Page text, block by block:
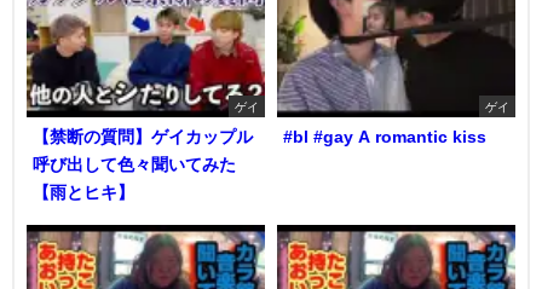
ゲイ
【禁断の質問】ゲイカップル
呼び出して色々聞いてみた
【雨とヒキ】
ゲイ
#bl #gay A romantic kiss